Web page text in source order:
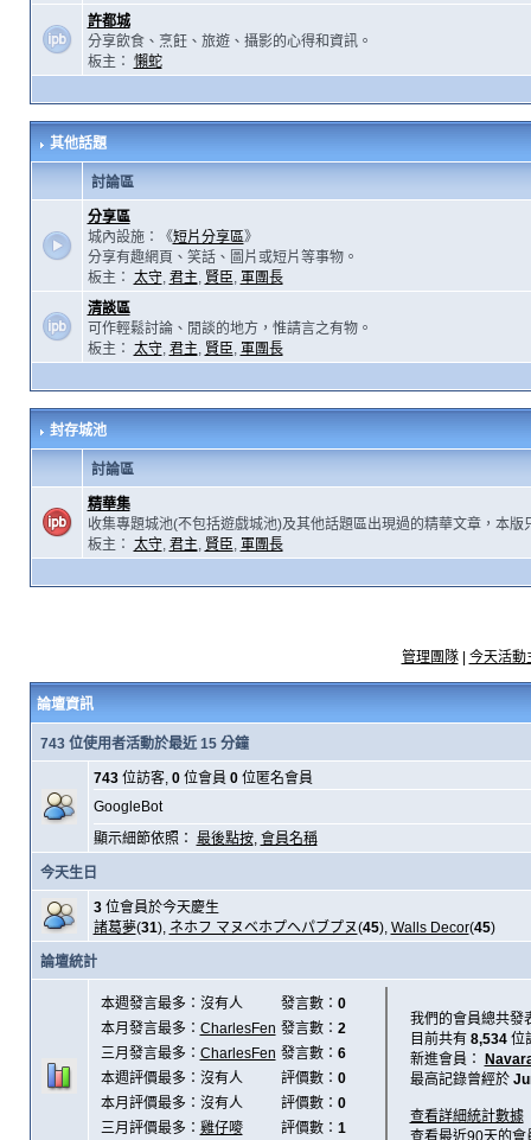
許都城
分享飲食、烹飪、旅遊、攝影的心得和資訊。
板主： 懶蛇
其他話題
討論區
分享區
城內設施：《短片分享區》
分享有趣網頁、笑話、圖片或短片等事物。
板主： 太守, 君主, 賢臣, 軍團長
清談區
可作輕鬆討論、閒談的地方，惟請言之有物。
板主： 太守, 君主, 賢臣, 軍團長
封存城池
討論區
精華集
收集專題城池(不包括遊戲城池)及其他話題區出現過的精華文章，本版
板主： 太守, 君主, 賢臣, 軍團長
管理團隊| 今天活動
論壇資訊
743 位使用者活動於最近 15 分鐘
743位訪客, 0位會員 0位匿名會員
GoogleBot
顯示細節依照： 最後點按, 會員名稱
今天生日
3位會員於今天慶生
諸葛夢(31), ネホフ マヌベホプヘパブプヌ(45), Walls Decor(45)
論壇統計
本週發言最多：沒有人 發言數： 0
本月發言最多： CharlesFen 發言數： 2
三月發言最多： CharlesFen 發言數： 6
本週評價最多：沒有人
評價數： 0
本月評價最多：沒有人
評價數： 0
三月評價最多： 雞仔嘜 評價數： 1
我們的會員總共發
目前共有 8,534位
新進會員：
最高記錄曾經於
查看詳細統計數據
查看最近90天的會